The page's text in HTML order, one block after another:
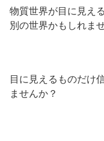
物質世界が目に見え
別の世界かもしれませ
目に見えるものだけ
ませんか？